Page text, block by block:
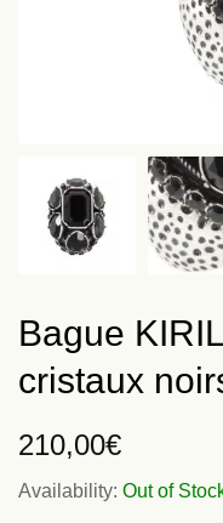
Bague
cristaux
210,00€
Availability: Out of